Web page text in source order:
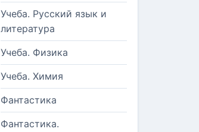
Учеба. Русский язык и
литература
Учеба. Физика
Учеба. Химия
Фантастика
Фантастика.